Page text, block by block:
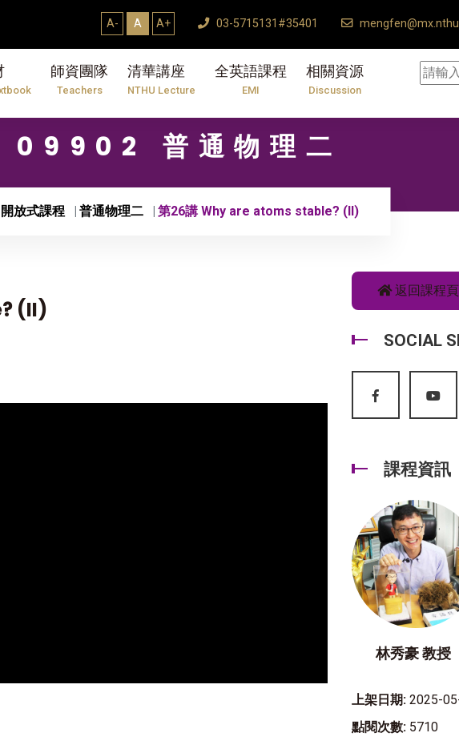
A- A A+ 03-5715131#35401
師資團隊
Teachers
清華講座
NTHU Lecture
全英語課程
EMI
相關資源
Discussion
09902 普通物理二
開放式課程 普通物理二 第26講 Why are atoms stable? (II)
(II)
返回課程
SOCIAL
課程資訊
林秀豪 教授
上架日期: 2025-
點閱次數: 5710